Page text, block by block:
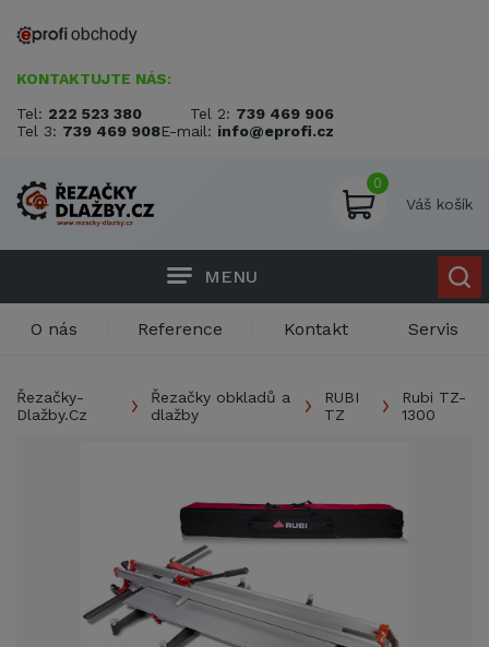
KONTAKTUJTE NÁS:
Tel: 222 523 380 Tel 2: 739 469 906
Tel 3: 739 469 908E-mail: info@eprofi.cz
0
Váš košík
MENU
O nás Reference Kontakt Servis
Řezačky-
Dlažby.Cz
Řezačky obkladů a
dlažby
RUBI
TZ
Rubi TZ-
1300